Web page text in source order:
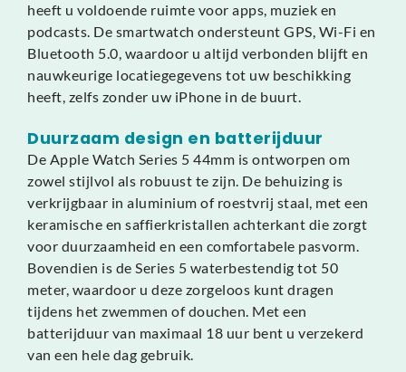
heeft u voldoende ruimte voor apps, muziek en
podcasts. De smartwatch ondersteunt GPS, Wi-Fi en
Bluetooth 5.0, waardoor u altijd verbonden blijft en
nauwkeurige locatiegegevens tot uw beschikking
heeft, zelfs zonder uw iPhone in de buurt.
Duurzaam design en batterijduur
De Apple Watch Series 5 44mm is ontworpen om
zowel stijlvol als robuust te zijn. De behuizing is
verkrijgbaar in aluminium of roestvrij staal, met een
keramische en saffierkristallen achterkant die zorgt
voor duurzaamheid en een comfortabele pasvorm.
Bovendien is de Series 5 waterbestendig tot 50
meter, waardoor u deze zorgeloos kunt dragen
tijdens het zwemmen of douchen. Met een
batterijduur van maximaal 18 uur bent u verzekerd
van een hele dag gebruik.